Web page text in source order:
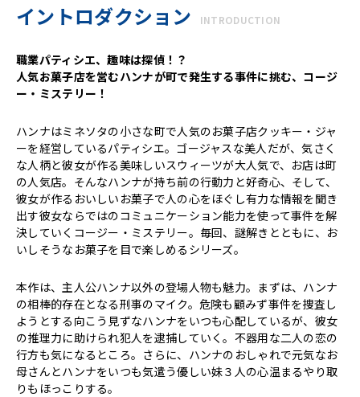
イントロダクション INTRODUCTION
職業パティシエ、趣味は探偵！？
人気お菓子店を営むハンナが町で発生する事件に挑む、コージ
ー・ミステリー！
ハンナはミネソタの小さな町で人気のお菓子店クッキー・ジャ
ーを経営しているパティシエ。ゴージャスな美人だが、気さく
な人柄と彼女が作る美味しいスウィーツが大人気で、お店は町
の人気店。そんなハンナが持ち前の行動力と好奇心、そして、
彼女が作るおいしいお菓子で人の心をほぐし有力な情報を聞き
出す彼女ならではのコミュニケーション能力を使って事件を解
決していくコージー・ミステリー。毎回、謎解きとともに、お
いしそうなお菓子を目で楽しめるシリーズ。
本作は、主人公ハンナ以外の登場人物も魅力。まずは、ハンナ
の相棒的存在となる刑事のマイク。危険も顧みず事件を捜査し
ようとする向こう見ずなハンナをいつも心配しているが、彼女
の推理力に助けられ犯人を逮捕していく。不器用な二人の恋の
行方も気になるところ。さらに、ハンナのおしゃれで元気なお
母さんとハンナをいつも気遣う優しい妹３人の心温まるやり取
りもほっこりする。